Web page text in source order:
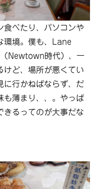
食べたり、パソコンや
環境。僕も、Lane
Newtown時代）、一
けど、場所が悪くてい
に行かねばならず、だ
も薄まり、、。やっぱ
きるってのが大事だな